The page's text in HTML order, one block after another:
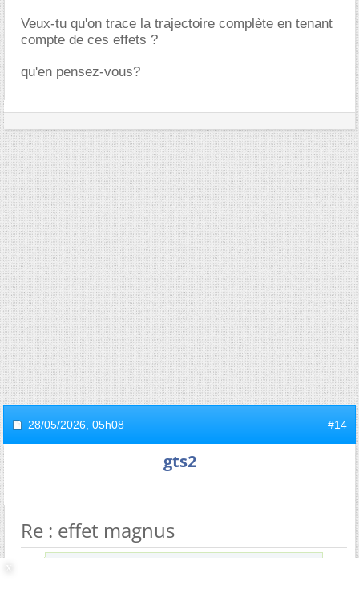
Veux-tu qu'on trace la trajectoire complète en tenant
compte de ces effets ?
qu'en pensez-vous?
28/05/2026, 05h08 #14
gts2
Re : effet magnus